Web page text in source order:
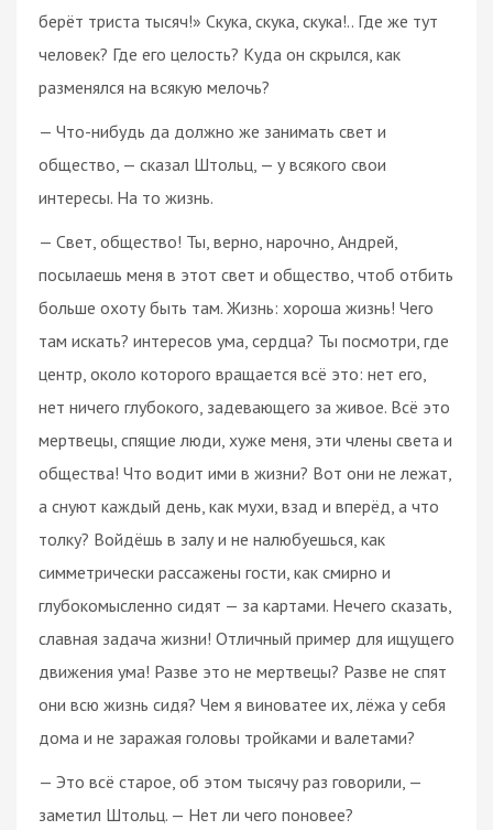
берёт триста тысяч!» Скука, скука, скука!.. Где же тут
человек? Где его целость? Куда он скрылся, как
разменялся на всякую мелочь?
— Что-нибудь да должно же занимать свет и
общество, — сказал Штольц, — у всякого свои
интересы. На то жизнь.
— Свет, общество! Ты, верно, нарочно, Андрей,
посылаешь меня в этот свет и общество, чтоб отбить
больше охоту быть там. Жизнь: хороша жизнь! Чего
там искать? интересов ума, сердца? Ты посмотри, где
центр, около которого вращается всё это: нет его,
нет ничего глубокого, задевающего за живое. Всё это
мертвецы, спящие люди, хуже меня, эти члены света и
общества! Что водит ими в жизни? Вот они не лежат,
а снуют каждый день, как мухи, взад и вперёд, а что
толку? Войдёшь в залу и не налюбуешься, как
симметрически рассажены гости, как смирно и
глубокомысленно сидят — за картами. Нечего сказать,
славная задача жизни! Отличный пример для ищущего
движения ума! Разве это не мертвецы? Разве не спят
они всю жизнь сидя? Чем я виноватее их, лёжа у себя
дома и не заражая головы тройками и валетами?
— Это всё старое, об этом тысячу раз говорили, —
заметил Штольц. — Нет ли чего поновее?